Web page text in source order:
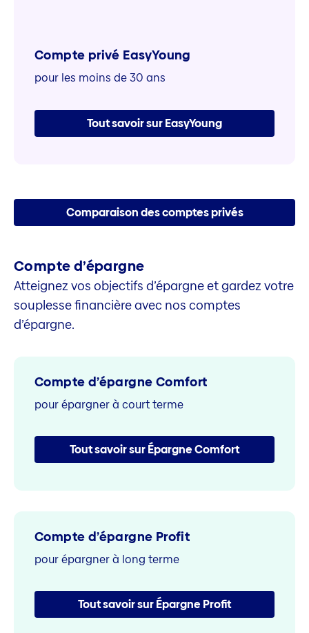
Compte privé EasyYoung
pour les moins de 30 ans
Tout savoir sur EasyYoung
Comparaison des comptes privés
Compte d’épargne
Atteignez vos objectifs d’épargne et gardez votre
souplesse financière avec nos comptes
d’épargne.
Compte d’épargne Comfort
pour épargner à court terme
Tout savoir sur Épargne Comfort
Compte d’épargne Profit
pour épargner à long terme
Tout savoir sur Épargne Profit